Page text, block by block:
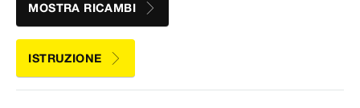
MOSTRA RICAMBI
ISTRUZIONE